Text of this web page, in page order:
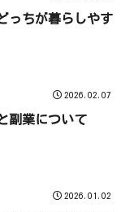
っちが暮らしやす
2026.02.07
副業について
2026.01.02